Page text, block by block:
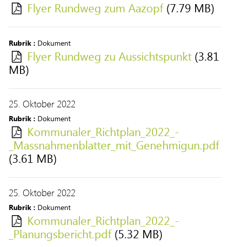
Flyer Rundweg zum Aazopf (7.79 MB)
Flyer Rundweg zu Aussichtspunkt (3.81
MB)
Rubrik : Dokument
Kommunaler_Richtplan_2022_-
_Massnahmenblatter_mit_Genehmigun.pdf
(3.61 MB)
25. Oktober 2022
Rubrik : Dokument
Kommunaler_Richtplan_2022_-
_Planungsbericht.pdf (5.32 MB)
25. Oktober 2022
Rubrik : Dokument